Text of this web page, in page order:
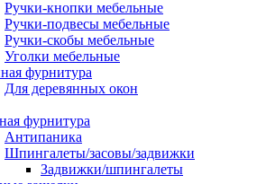
Ручки-кнопки мебельные
Ручки-подвесы мебельные
Ручки-скобы мебельные
Уголки мебельные
фурнитура
Для деревянных окон
фурнитура
Антипаника
Шпингалеты/засовы/задвижки
Задвижки/шпингалеты